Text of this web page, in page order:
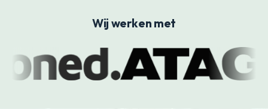
Wij werken met